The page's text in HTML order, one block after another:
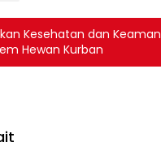
Kesehatan dan
Hewan Kurban